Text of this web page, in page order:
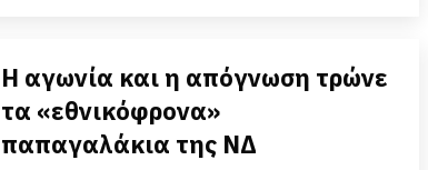
Η αγωνία και η απόγνωση τρώνε
τα «εθνικόφρονα»
παπαγαλάκια της ΝΔ